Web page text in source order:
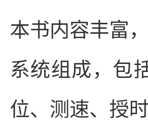
本书内容丰富
系统组成，包
位、测速、授